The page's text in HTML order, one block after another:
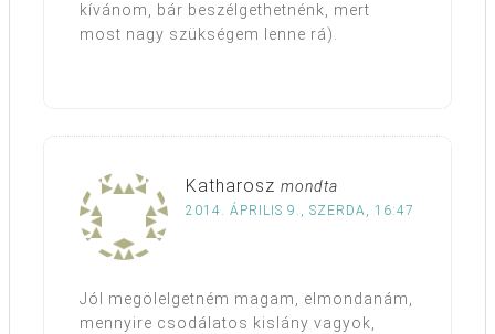
kívánom, bár beszélgethetnénk, mert
most nagy szükségem lenne rá).
Katharosz mondta
2014. ÁPRILIS 9., SZERDA, 16:47
Jól megölelgetném magam, elmondanám,
mennyire csodálatos kislány vagyok,